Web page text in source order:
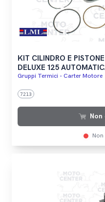
KIT CILINDRO E
DELUXE 125
Gruppi Termici - Carter Motore
7213
Non
Non